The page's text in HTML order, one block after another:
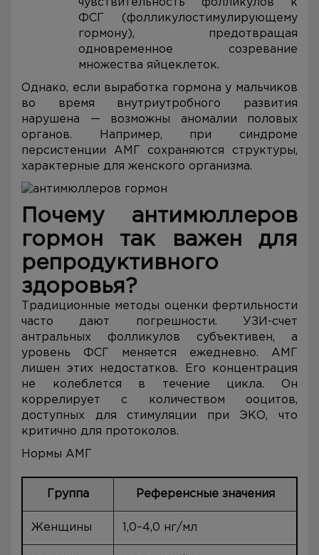
чувствительность фолликулов к
ФСГ (фолликулостимулирующему
гормону), предотвращая
одновременное созревание
множества яйцеклеток.
Однако, если выработка гормона у мальчиков
во время внутриутробного развития
нарушена — возможны аномалии половых
органов. Например, при синдроме
персистенции АМГ сохраняются структуры,
характерные для женского организма.
Почему антимюллеров
гормон так важен для
репродуктивного
здоровья?
Традиционные методы оценки фертильности
часто дают погрешности. УЗИ-счет
антральных фолликулов субъективен, а
уровень ФСГ меняется ежедневно. АМГ
лишен этих недостатков. Его концентрация
не колеблется в течение цикла. Он
коррелирует с количеством ооцитов,
доступных для стимуляции при ЭКО, что
критично для протоколов.
Нормы АМГ
Группа Референсные значения
Женщины 1,0–4,0 нг/мл